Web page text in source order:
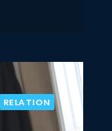
RELATION